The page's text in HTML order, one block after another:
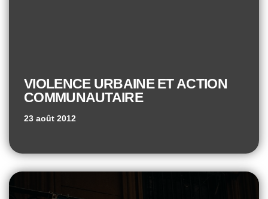
VIOLENCE URBAINE ET ACTION
COMMUNAUTAIRE
23 août 2012